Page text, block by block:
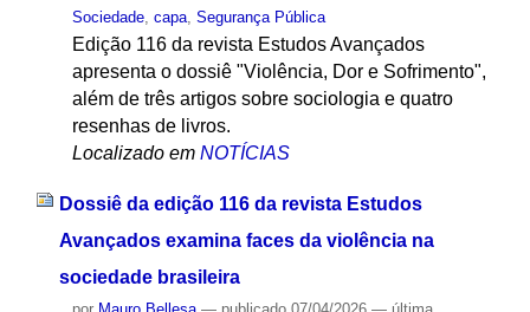
Sociedade, capa, Segurança Pública
Edição 116 da revista Estudos Avançados
apresenta o dossiê "Violência, Dor e Sofrimento",
além de três artigos sobre sociologia e quatro
resenhas de livros.
Localizado em NOTÍCIAS
Dossiê da edição 116 da revista Estudos
Avançados examina faces da violência na
sociedade brasileira